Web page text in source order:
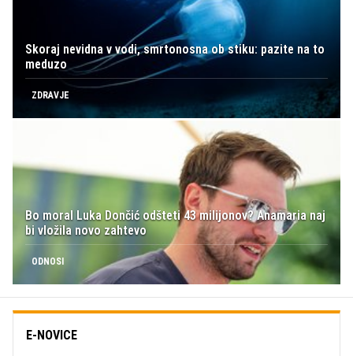
Skoraj nevidna v vodi, smrtonosna ob stiku: pazite na to
meduzo
ZDRAVJE
Bo moral Luka Dončić odšteti 43 milijonov? Anamaria naj
bi vložila novo zahtevo
ODNOSI
E-NOVICE